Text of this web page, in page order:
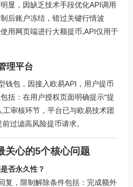
显，因缺乏技术手段优化API调用
后账户冻结，错过关键行情波
用网页端进行大额提币,API仅用于
理平台
钱包，因接入欧易API，用户提币
括：在用户授权页面明确提示“提
工审核环节，平台已与欧易技术团
过滤高风险提币请求。
关心的5个核心问题
否永久性？
复，限制解除条件包括：完成额外